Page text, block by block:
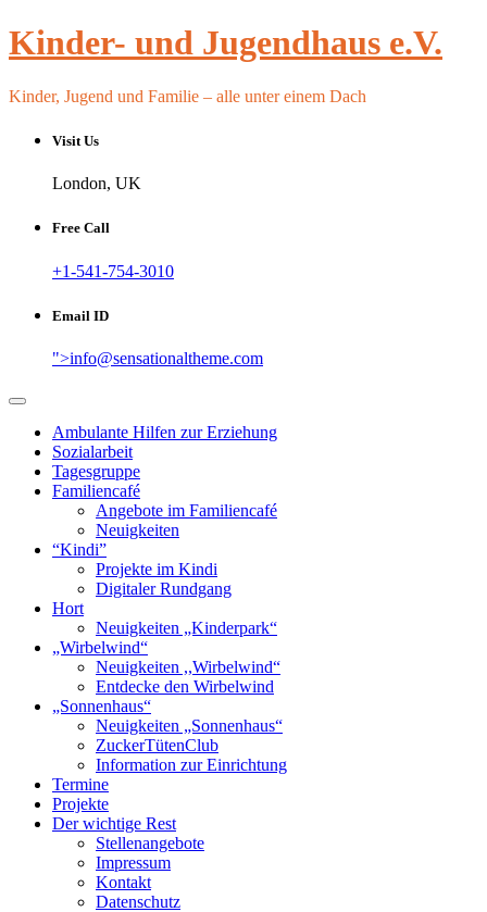
Skip
to
Kinder- und Jugendhaus e.V.
Kinder, Jugend und Familie – alle unter einem Dach
Visit Us
London, UK
Free Call
+1-541-754-3010
Email ID
">info@sensationaltheme.com
Ambulante Hilfen zur Erziehung
Sozialarbeit
Tagesgruppe
Familiencafé
Angebote im Familiencafé
Neuigkeiten
“Kindi”
Projekte im Kindi
Digitaler Rundgang
Hort
Neuigkeiten „Kinderpark“
„Wirbelwind“
Neuigkeiten ,,Wirbelwind“
Entdecke den Wirbelwind
„Sonnenhaus“
Neuigkeiten „Sonnenhaus“
ZuckerTütenClub
Information zur Einrichtung
Termine
Projekte
Der wichtige Rest
Stellenangebote
Impressum
Kontakt
Datenschutz